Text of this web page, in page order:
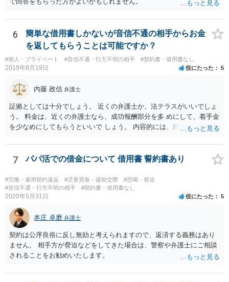
6
簡単な借用書しかないが音信不通の相手からお金
を返してもらうことは可能ですか？
#個人・プライベート #音信不通・行方不明の相手 #契約書・借用書なし
2019年8月19日 役にたった 5
内藤 政信 弁護士
証拠としては十分でしょう。 近くの弁護士か、法テラスがいいでしょ
う。 料金は、近くの弁護士なら、成功報酬部分を多 めにして、着手金
を少なめにしてもらうといいで しょう。 内容的には、回収見込みがあ
7 パパ活での借金について 借用書 誓約書あり
#労働・雇用契約違反 #児童買春・援助交際
#恐喝・脅迫
#音信不通・行方不明の相手
#契約書・借用書なし
2020年5月31日 役にたった 5
本庄 卓磨 弁護士
契約は公序良俗に反し無効と考えられますので、返済する義務はあり
ません。 相手方が脅迫などをしてきた場合は、警察や弁護士にご相談
されることをお勧めいたします。